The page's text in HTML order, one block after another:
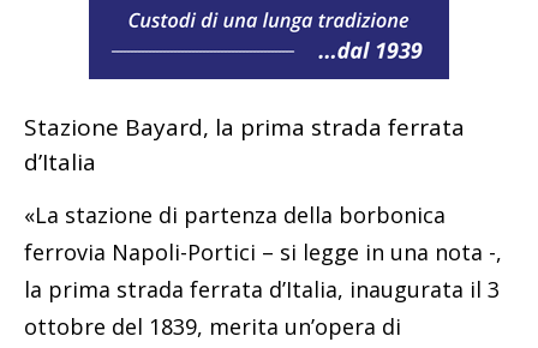
Stazione Bayard, la prima strada ferrata
d’Italia
«La stazione di partenza della borbonica
ferrovia Napoli-Portici – si legge in una nota -,
la prima strada ferrata d’Italia, inaugurata il 3
ottobre del 1839, merita un’opera di